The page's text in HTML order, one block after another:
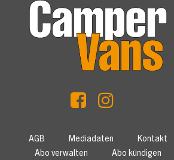
AGB Mediadaten
Kontakt
Abo verwalten
Abo kündigen